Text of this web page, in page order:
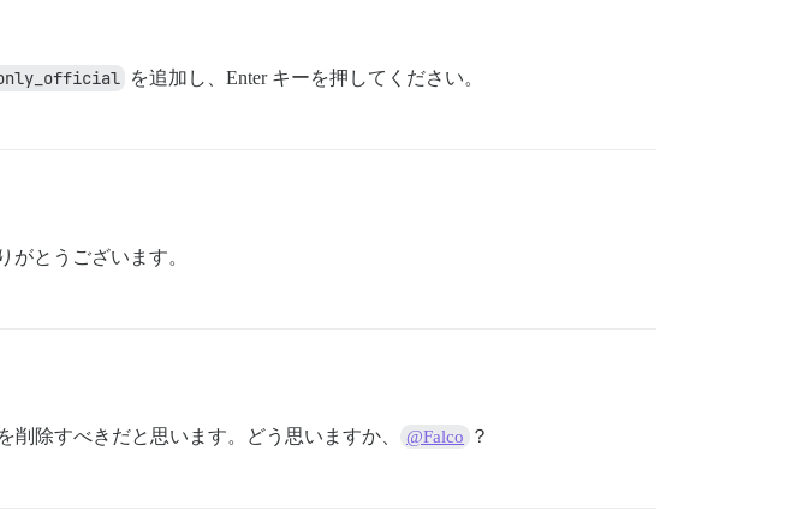
を追加し、Enter キーを押してください。
とうございます。
削除すべきだと思います。どう思いますか、 @Falco ？